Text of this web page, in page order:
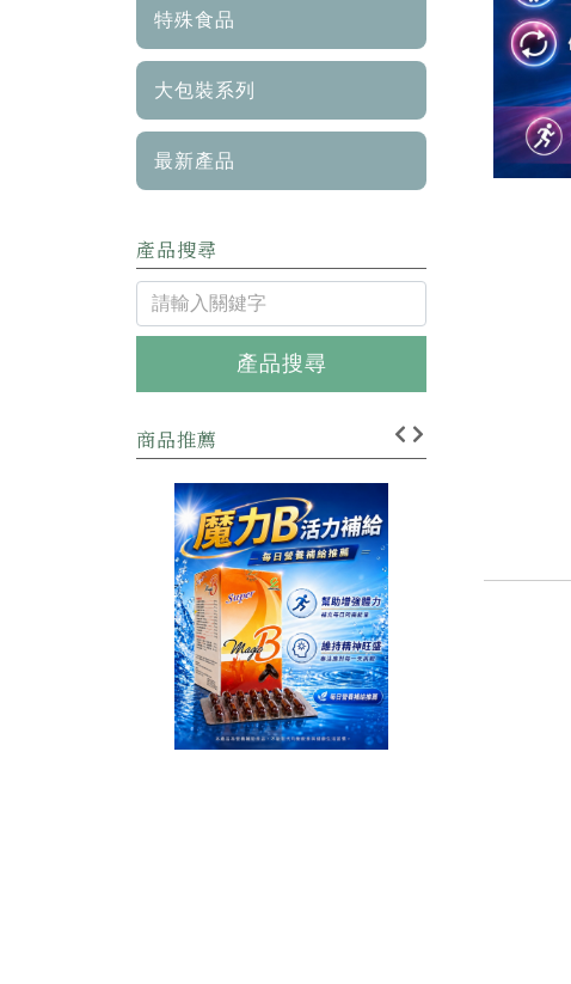
特殊食品
大包裝系列
最新產品
產品搜尋
產品搜尋
商品推薦